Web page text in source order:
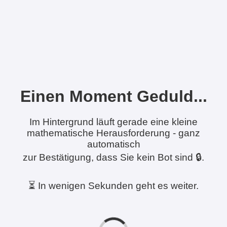
Einen Moment Geduld...
Im Hintergrund läuft gerade eine kleine
mathematische Herausforderung - ganz
automatisch
zur Bestätigung, dass Sie kein Bot sind 🔒.
⏳ In wenigen Sekunden geht es weiter.